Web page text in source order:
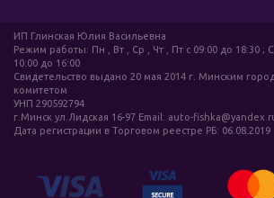
ИП Глинская Юлия Васильевна
Режим работы: Пн , Вт , Ср , Чт , Пт c 09:00 до 18:30 ;
10:00 до 16:00
Свидетельство выдано 20 мая 2014 г. Минским
комитетом
УНП 290592794
г.Минск ул.Лидская 16-97 Email: auto-
Дата регистрации в Торговом реестре РБ: 06.08.2019